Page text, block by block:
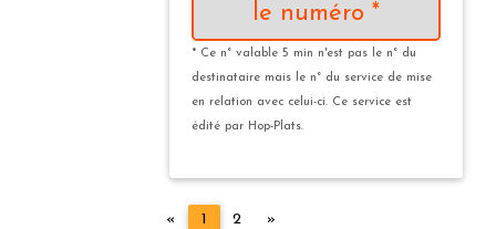
le numéro *
* Ce n° valable 5 min n'est pas le n° du
destinataire mais le n° du service de mise
en relation avec celui-ci. Ce service est
édité par Hop-Plats.
« Précédent
1 2 »